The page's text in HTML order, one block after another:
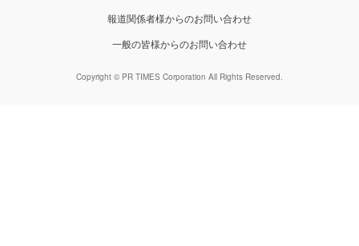
報道関係者様からのお問い合わせ
一般の皆様からのお問い合わせ
Copyright © PR TIMES Corporation All Rights Reserved.